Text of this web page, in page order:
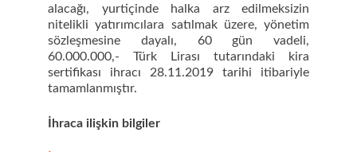
alacağı, yurtiçinde halka arz edilmeksizin
nitelikli yatırımcılara satılmak üzere, yönetim
sözleşmesine dayalı, 60 gün vadeli,
60.000.000,- Türk Lirası tutarındaki kira
sertifikası ihracı 28.11.2019 tarihi itibariyle
tamamlanmıştır.
İhraca ilişkin bilgiler